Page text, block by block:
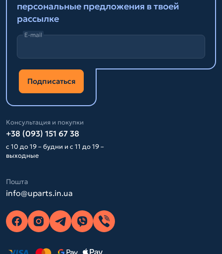
персональные предложения в твоей
рассылке
E-mail
Подписаться
Консультация и покупки
+38 (093) 151 67 38
с 10 до 19 – будни и с 11 до 19 –
выходные
Пошта
info@uparts.in.ua